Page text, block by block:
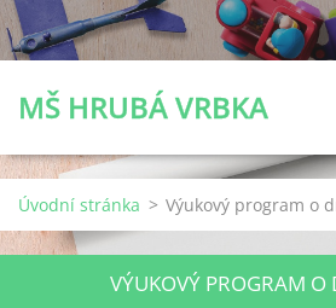
MŠ HRUBÁ VRBKA
Úvodní stránka > Výukový program o
VÝUKOVÝ PROGRAM O